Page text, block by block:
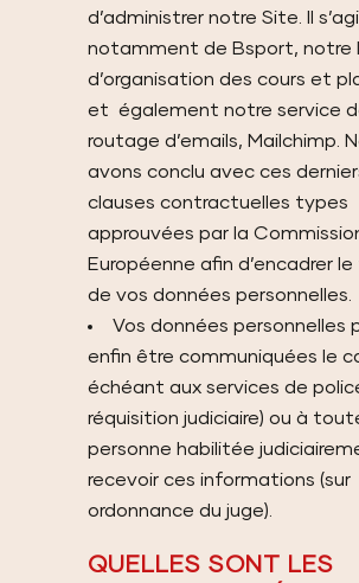
d’administrer notre Site. Il
notamment de Bsport, notre
d’organisation des cours et
et également notre service
routage d’emails, Mailchimp.
avons conclu avec ces
clauses contractuelles types
approuvées par la
Européenne afin d’encadrer
de vos données personnelles.
Vos données personnelles
enfin être communiquées le
échéant aux services de
réquisition judiciaire) ou à
personne habilitée
recevoir ces informations (sur
ordonnance du juge).
QUELLES SONT LES